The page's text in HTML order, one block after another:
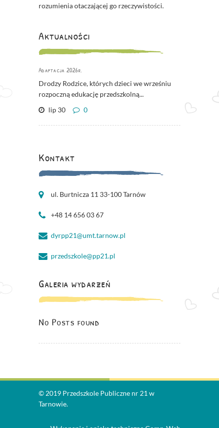
rozumienia otaczającej go rzeczywistości.
Aktualności
Adaptacja 2026r.
Drodzy Rodzice, których dzieci we wrześniu
rozpoczną edukację przedszkolną...
lip 30
0
Kontakt
ul. Burtnicza 11 33-100 Tarnów
+48 14 656 03 67
dyrpp21@umt.tarnow.pl
przedszkole@pp21.pl
Galeria wydarzeń
No Posts found
© 2019 Przedszkole Publiczne nr 21 w
Tarnowie.